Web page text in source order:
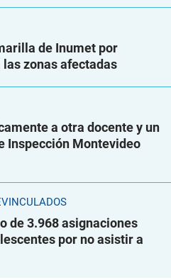
de Inumet por
zonas afectadas
a otra docente y un
Inspección Montevideo
de 3.968 asignaciones
por no asistir a